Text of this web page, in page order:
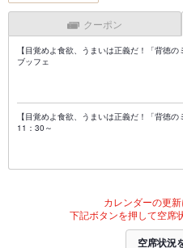
クーポン
【目覚めよ食欲、うまいは正義だ！「背徳
ブッフェ
【目覚めよ食欲、うまいは正義だ！「背徳
11：30～
カレンダーの更新
下記ボタンを押して空席
空席状況